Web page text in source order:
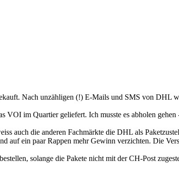
Nach unzähligen (!) E-Mails und SMS von DHL
VOI im Quartier geliefert. Ich musste es abholen
auch die anderen Fachmärkte die DHL als
auf ein paar Rappen mehr Gewinn verzichten. Die
solange die Pakete nicht mit der CH-Post